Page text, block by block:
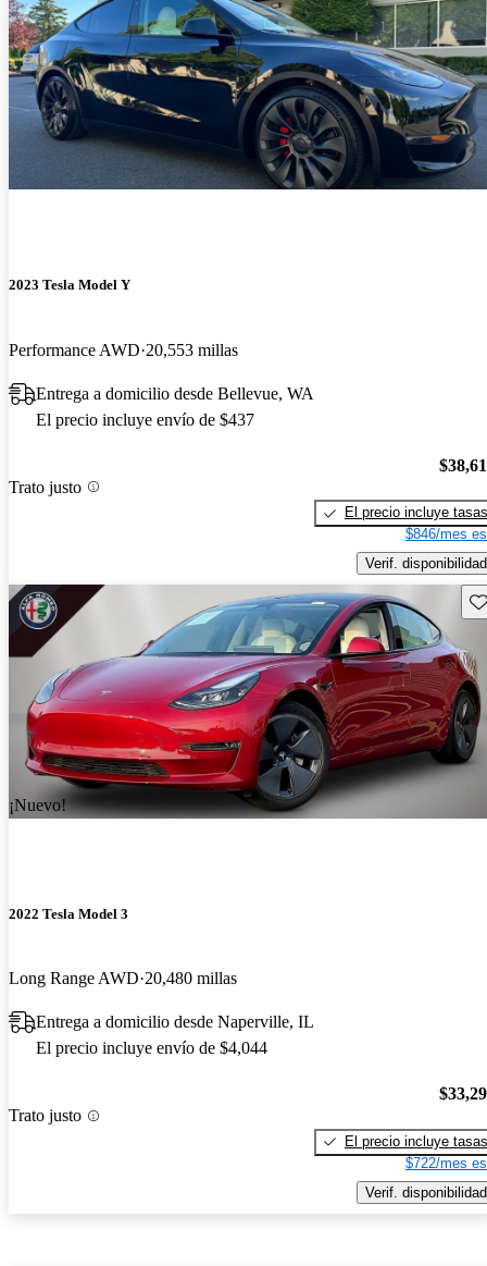
2023 Tesla Model Y
Performance AWD 20,553 millas
Entrega a domicilio desde Bellevue, WA
El precio incluye envío de $437
Trato justo
El precio incluye tasas
$846/mes
Verif. disponibilidad
¡Nuevo!
2022 Tesla Model 3
Long Range AWD 20,480 millas
Entrega a domicilio desde Naperville, IL
El precio incluye envío de $4,044
Trato justo
El precio incluye tasas
$722/mes
Verif. disponibilidad